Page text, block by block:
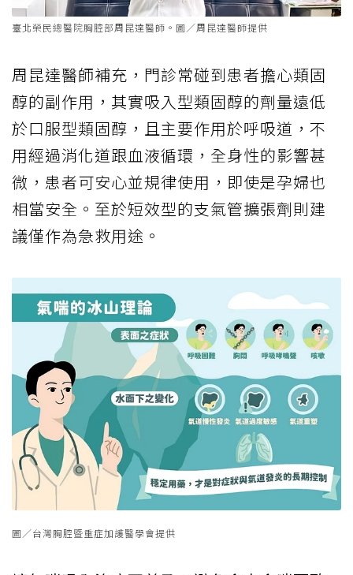
臺北榮民總醫院胸腔部周昆達醫師。圖／周昆達醫師提供
周昆達醫師補充，門診常碰到患者擔心類固
醇的副作用，其實吸入型類固醇的劑量遠低
於口服型類固醇，且主要作用於呼吸道，不
用經過消化道跟血液循環，全身性的影響甚
微，患者可安心並規律使用，即使是孕婦也
相當安全。至於短效型的支氣管擴張劑則建
議僅作為急救用途。
圖／台灣胸腔暨重症加護醫學會提供